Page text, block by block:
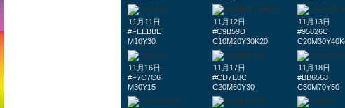
11月11日
#FEEBBE
M10Y30
11月12日
#C9B59D
C10M20Y30K20
11月13日
#95826C
11月16日
#F7C7C6
M30Y15
11月17日
#CD7E8C
C20M60Y30
11月18日
#BB6568
C30M70Y50